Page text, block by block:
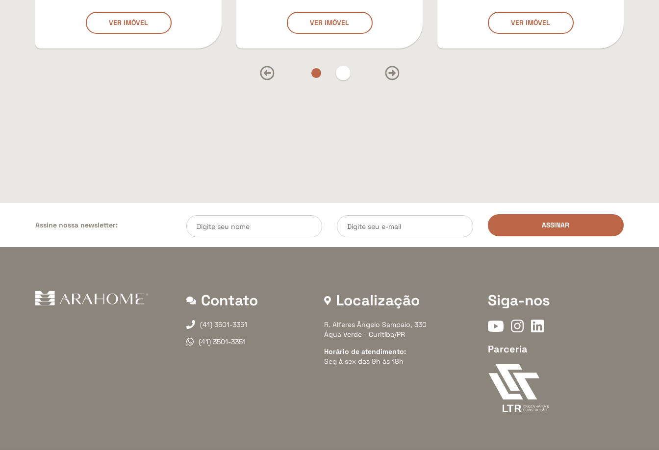
VER IMÓVEL VER IMÓVEL VER IMÓVEL
Assine nossa newsletter: ASSINAR
Contato
(41) 3501-3351
(41) 3501-3351
Localização
R. Alferes Ângelo Sampaio, 330
Água Verde - Curitiba/PR
Horário de atendimento:
Seg à sex das 9h às 18h
Siga-nos
Parceria